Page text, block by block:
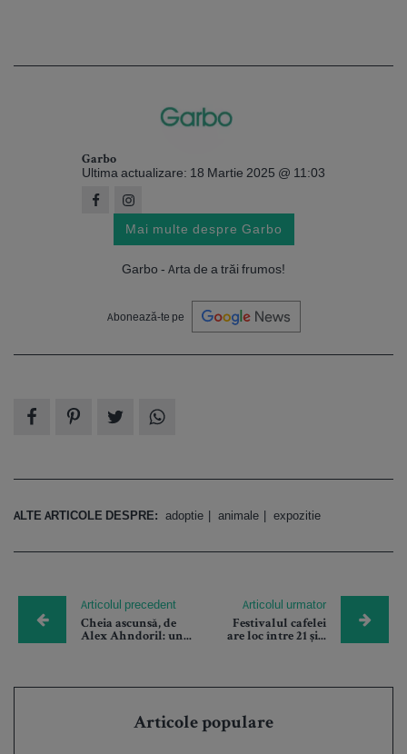
Garbo
Ultima actualizare: 18 Martie 2025 @ 11:03
Mai multe despre Garbo
Garbo - Arta de a trăi frumos!
Abonează-te pe
ALTE ARTICOLE DESPRE: adoptie animale expozitie
Articolul precedent
Cheia ascunsă, de
Alex Ahndoril: un...
Articolul urmator
Festivalul cafelei
are loc între 21 și...
Articole populare